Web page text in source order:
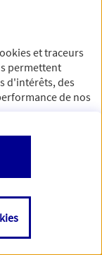
page de
et traceurs
permettent
d'intérêts, des
de nos
comme de